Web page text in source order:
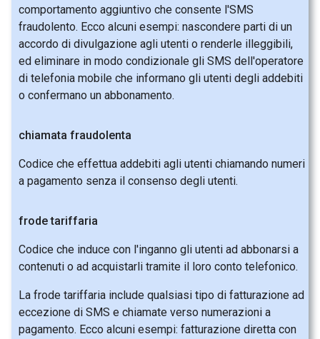
comportamento aggiuntivo che consente l'SMS
fraudolento. Ecco alcuni esempi: nascondere parti di un
accordo di divulgazione agli utenti o renderle illeggibili,
ed eliminare in modo condizionale gli SMS dell'operatore
di telefonia mobile che informano gli utenti degli addebiti
o confermano un abbonamento.
chiamata fraudolenta
Codice che effettua addebiti agli utenti chiamando numeri
a pagamento senza il consenso degli utenti.
frode tariffaria
Codice che induce con l'inganno gli utenti ad abbonarsi a
contenuti o ad acquistarli tramite il loro conto telefonico.
La frode tariffaria include qualsiasi tipo di fatturazione ad
eccezione di SMS e chiamate verso numerazioni a
pagamento. Ecco alcuni esempi: fatturazione diretta con